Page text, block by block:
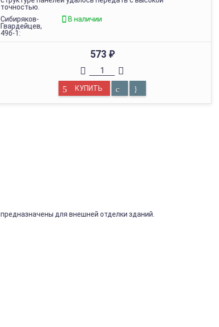
точностью.
Сибиряков-
Гвардейцев,
49б-1:
В наличии
573 ₽
КУПИТЬ
предназначены для внешней отделки зданий.